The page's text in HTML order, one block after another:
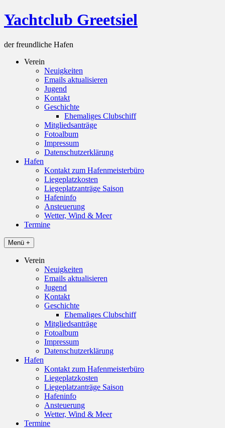
Skip
to
Yachtclub Greetsiel
der freundliche Hafen
Verein
Neuigkeiten
Emails aktualisieren
Jugend
Kontakt
Geschichte
Ehemaliges Clubschiff
Mitgliedsanträge
Fotoalbum
Impressum
Datenschutzerklärung
Hafen
Kontakt zum Hafenmeisterbüro
Liegeplatzkosten
Liegeplatzanträge Saison
Hafeninfo
Ansteuerung
Wetter, Wind & Meer
Termine
Menü +
Verein
Neuigkeiten
Emails aktualisieren
Jugend
Kontakt
Geschichte
Ehemaliges Clubschiff
Mitgliedsanträge
Fotoalbum
Impressum
Datenschutzerklärung
Hafen
Kontakt zum Hafenmeisterbüro
Liegeplatzkosten
Liegeplatzanträge Saison
Hafeninfo
Ansteuerung
Wetter, Wind & Meer
Termine